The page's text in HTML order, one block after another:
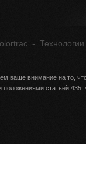
- Технологии
ваше внимание на то,
положениями статьей